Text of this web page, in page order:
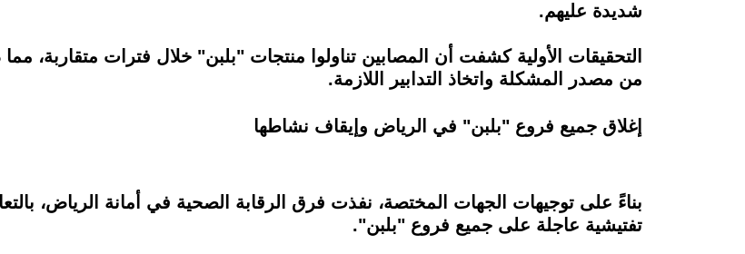
شديدة عليهم.
التحقيقات الأولية كشفت أن المصابين تناولوا منتجات "بلبن" خلال فترات متقاربة،
من مصدر المشكلة واتخاذ التدابير اللازمة.
إغلاق جميع فروع "بلبن" في الرياض وإيقاف نشاطها
بناءً على توجيهات الجهات المختصة، نفذت فرق الرقابة الصحية في أمانة الرياض،
تفتيشية عاجلة على جميع فروع "بلبن".